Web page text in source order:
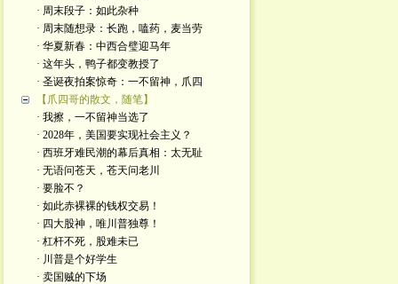
· 周末段子：如此杂种
· 周末随想录：长跑，嗑药，麦当劳
· 华夏新春：中西合璧迎马年
· 这年头，鸭子都变教授了
· 圣诞夜拍案惊奇：一不留神，爪四
【爪四哥的散文，随笔】
· 我擦，一不留神当选了
· 2028年，美国要实现社会主义？
· 西班牙难民潮的幕后真相：太无耻
· 无语问苍天，苍天问老川
· 要脸不？
· 如此赤裸裸的钱权交易！
· 四大股神，唯川普独尊！
· 杠杆不死，股难未已
· 川普是个好学生
· 卖国贼的下场